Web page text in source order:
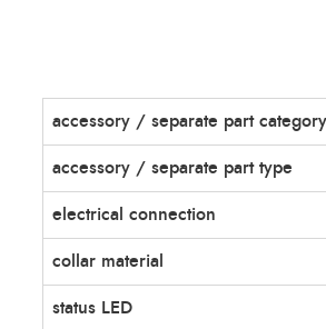
accessory / separate part category
accessory / separate part type
electrical connection
collar material
status LED